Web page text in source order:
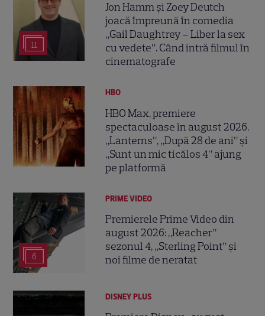
11
Jon Hamm și Zoey Deutch
joacă împreună în comedia
„Gail Daughtrey – Liber la sex
cu vedete”. Când intră filmul în
cinematografe
HBO
HBO Max, premiere
spectaculoase în august 2026.
„Lanterns”, „După 28 de ani” și
„Sunt un mic ticălos 4” ajung
pe platformă
6
PRIME VIDEO
Premierele Prime Video din
august 2026: „Reacher”
sezonul 4, „Sterling Point” și
noi filme de neratat
DISNEY PLUS